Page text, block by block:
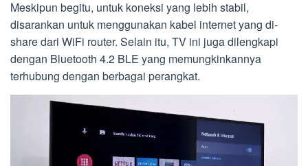
Meskipun begitu, untuk koneksi yang lebih stabil,
disarankan untuk menggunakan kabel internet yang di-
share dari WiFi router. Selain itu, TV ini juga dilengkapi
dengan Bluetooth 4.2 BLE yang memungkinkannya
terhubung dengan berbagai perangkat.